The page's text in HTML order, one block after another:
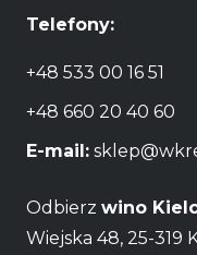
Telefony:
+48 533 00 16 51
+48 660 20 40 60
E-mail:
Odbierz wino
Wiejska 48, 25-319